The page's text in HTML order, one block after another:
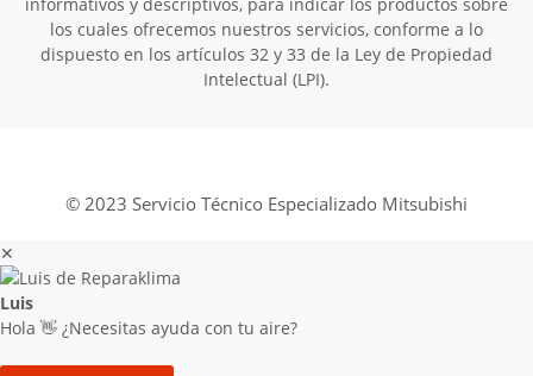
los cuales ofrecemos nuestros servicios, conforme a lo
dispuesto en los artículos 32 y 33 de la Ley de Propiedad
Intelectual (LPI).
© 2023 Servicio Técnico Especializado Mitsubishi
✕
Luis
Hola 👋 ¿Necesitas ayuda con tu aire?